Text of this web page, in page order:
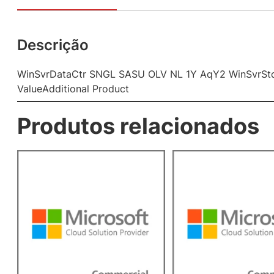
Descrição
WinSvrDataCtr SNGL SASU OLV NL 1Y AqY2
ValueAdditional Product
Produtos relacionados